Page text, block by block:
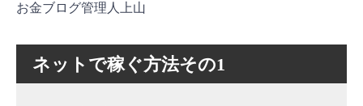
お金ブログ管理人上山
ネットで稼ぐ方法その1